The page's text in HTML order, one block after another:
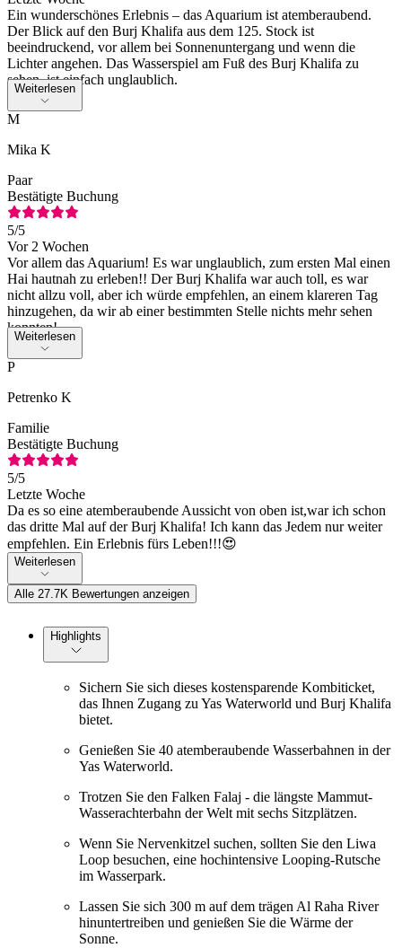
Ein wunderschönes Erlebnis – das Aquarium ist atemberaubend.
Der Blick auf den Burj Khalifa aus dem 125. Stock ist
beeindruckend, vor allem bei Sonnenuntergang und wenn die
Lichter angehen. Das Wasserspiel am Fuß des Burj Khalifa zu
sehen, ist einfach unglaublich.
Weiterlesen
M
Mika K
Paar
Bestätigte Buchung
5/5
Vor 2 Wochen
Vor allem das Aquarium! Es war unglaublich, zum ersten Mal einen
Hai hautnah zu erleben!! Der Burj Khalifa war auch toll, es war
nicht allzu voll, aber ich würde empfehlen, an einem klareren Tag
hinzugehen, da wir ab einer bestimmten Stelle nichts mehr sehen
konnten!
Weiterlesen
P
Petrenko K
Familie
Bestätigte Buchung
5/5
Letzte Woche
Da es so eine atemberaubende Aussicht von oben ist,war ich schon
das dritte Mal auf der Burj Khalifa! Ich kann das Jedem nur weiter
empfehlen. Ein Erlebnis fürs Leben!!!😍
Weiterlesen
Alle 27.7K Bewertungen anzeigen
Highlights
Sichern Sie sich dieses kostensparende Kombiticket,
das Ihnen Zugang zu Yas Waterworld und Burj Khalifa
bietet.
Genießen Sie 40 atemberaubende Wasserbahnen in der
Yas Waterworld.
Trotzen Sie den Falken Falaj - die längste Mammut-
Wasserachterbahn der Welt mit sechs Sitzplätzen.
Wenn Sie Nervenkitzel suchen, sollten Sie den Liwa
Loop besuchen, eine hochintensive Looping-Rutsche
im Wasserpark.
Lassen Sie sich 300 m auf dem trägen Al Raha River
hinuntertreiben und genießen Sie die Wärme der
Sonne.